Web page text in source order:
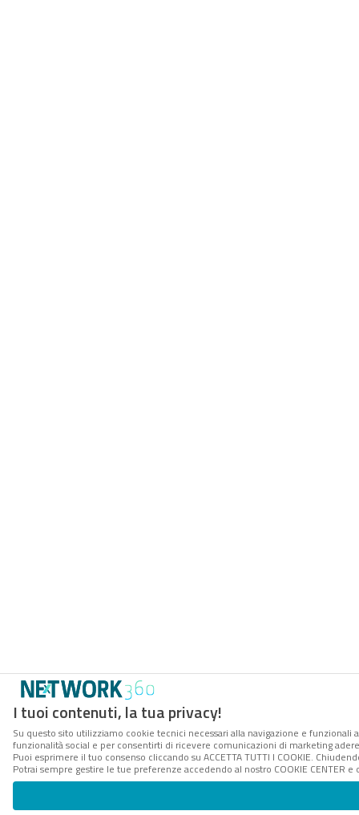
I tuoi contenuti, la tua privacy!
Su questo sito utilizziamo cookie tecnici necessari alla navigazione e
funzionalità social e per consentirti di ricevere comunicazioni di marketing
Puoi esprimere il tuo consenso cliccando su ACCETTA TUTTI I COOKIE.
Potrai sempre gestire le tue preferenze accedendo al nostro COOKIE